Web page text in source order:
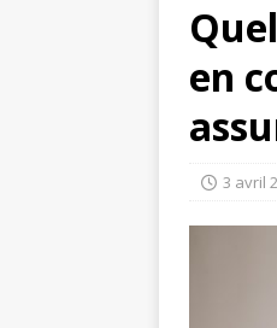
en
3 avril